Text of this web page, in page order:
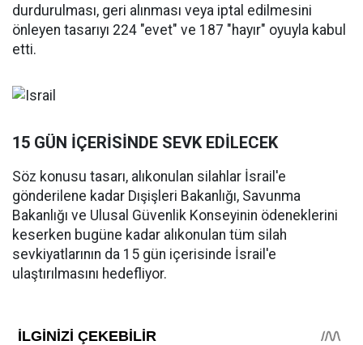
durdurulması, geri alınması veya iptal edilmesini
önleyen tasarıyı 224 "evet" ve 187 "hayır" oyuyla kabul
etti.
15 GÜN İÇERİSİNDE SEVK EDİLECEK
Söz konusu tasarı, alıkonulan silahlar İsrail'e
gönderilene kadar Dışişleri Bakanlığı, Savunma
Bakanlığı ve Ulusal Güvenlik Konseyinin ödeneklerini
keserken bugüne kadar alıkonulan tüm silah
sevkiyatlarının da 15 gün içerisinde İsrail'e
ulaştırılmasını hedefliyor.